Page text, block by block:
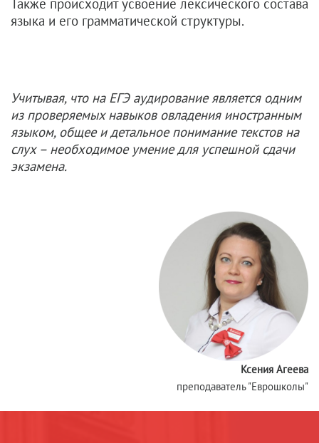
языка и его грамматической структуры.
Учитывая, что на ЕГЭ аудирование является одним
из проверяемых навыков овладения иностранным
языком, общее и детальное понимание текстов на
слух – необходимое умение для успешной сдачи
экзамена.
Ксения Агеева
преподаватель "Еврошколы"